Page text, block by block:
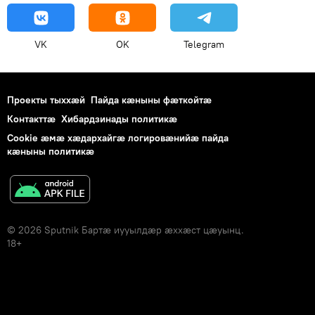
VK OK Telegram
Проекты тыххӕй Пайда кӕныны фӕткойтӕ
Контакттӕ Хибардзинады политикæ
Cookie æмæ хæдархайгæ логировæнийæ пайда
кæныны политикæ
© 2026 Sputnik Бартӕ иууылдӕр ӕххӕст цӕуынц.
18+